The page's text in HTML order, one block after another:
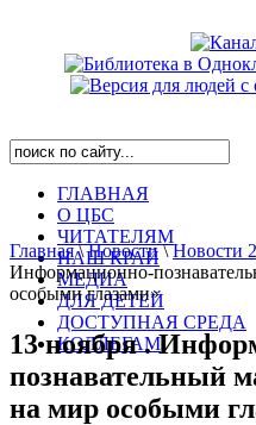
ГЛАВНАЯ
О ЦБС
ЧИТАТЕЛЯМ
НАШ КРАЙ
МЕДИА
ДЛЯ ДЕТЕЙ
ДОСТУПНАЯ СРЕДА
КОЛЛЕГАМ
Главная\Новости\Новости
Информационно-
особыми глазами»
13 ноября .
познавательный
на мир особыми